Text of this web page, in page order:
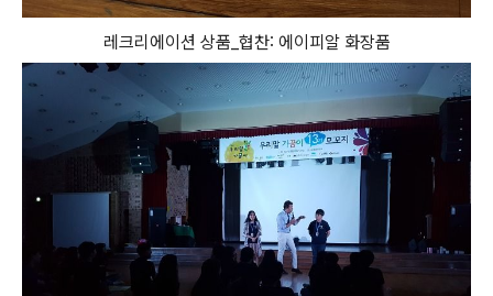
레크리에이션 상품_협찬: 에이피알 화장품